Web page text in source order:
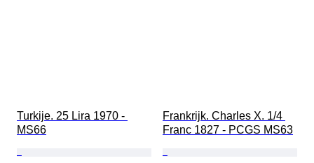
Turkije. 25 Lira 1970 -
MS66
Frankrijk. Charles X. 1/4
Franc 1827 - PCGS MS63